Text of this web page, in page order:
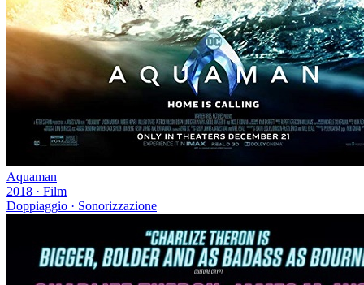
Aquaman
2018 · Film
Doppiaggio · Sonorizzazione